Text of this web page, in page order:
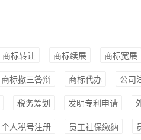
商标转让 商标续展 商标宽展
商标撤三答辩 商标代办 公司
税务筹划 发明专利申请
个人税号注册 员工社保缴纳